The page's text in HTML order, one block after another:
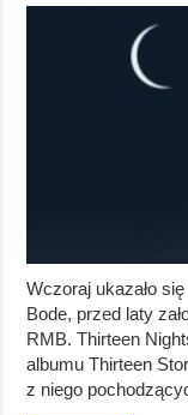
Wczoraj ukazało
Bode, przed laty
RMB. Thirteen
albumu Thirteen
z niego